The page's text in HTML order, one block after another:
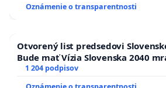
Oznámenie o transparentnosti
Otvorený list predsedovi
Bude mať Vízia Slovenska 2040
1 204 podpisov